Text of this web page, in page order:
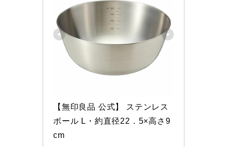
【無印良品 公式】 ステンレス
ボール L・約直径22．5×高さ9
cm